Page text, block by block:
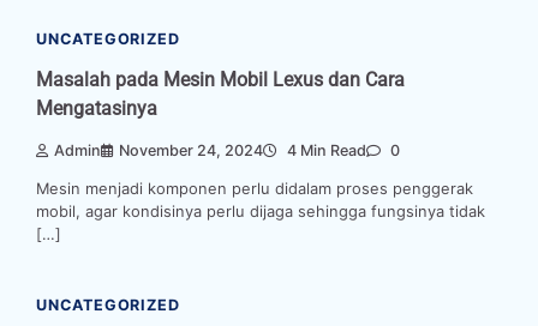
UNCATEGORIZED
Masalah pada Mesin Mobil Lexus dan Cara
Mengatasinya
Admin November 24, 2024 4 Min Read 0
Mesin menjadi komponen perlu didalam proses penggerak
mobil, agar kondisinya perlu dijaga sehingga fungsinya tidak
[…]
UNCATEGORIZED